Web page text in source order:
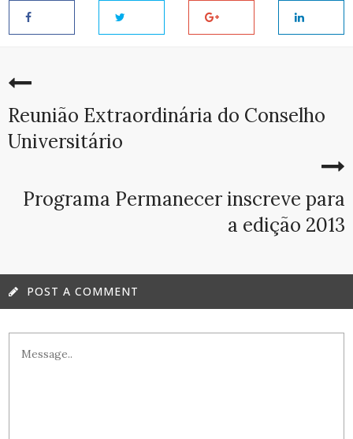
Reunião Extraordinária do Conselho
Universitário
Programa Permanecer inscreve para
a edição 2013
POST A COMMENT